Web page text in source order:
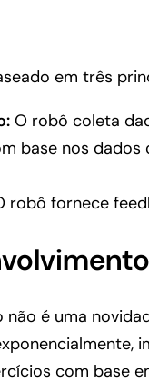
em três
O robô coleta
base nos dados
robô fornece
é uma
com base